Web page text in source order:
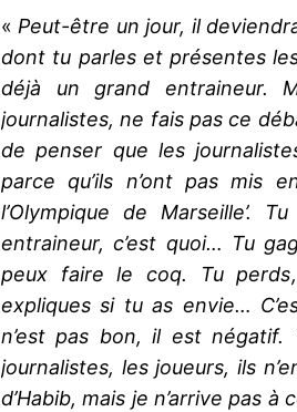
«Peut-être un jour, il
dont tu parles et présentes
déjà un grand entraineur.
journalistes, ne fais pas ce
de penser que les
parce qu’ils n’ont pas mis
l’Olympique de Marseille’.
entraineur, c’est quoi… Tu
peux faire le coq. Tu
expliques si tu as envie…
n’est pas bon, il est négatif.
journalistes, les joueurs, ils
d’Habib, mais je n’arrive pas